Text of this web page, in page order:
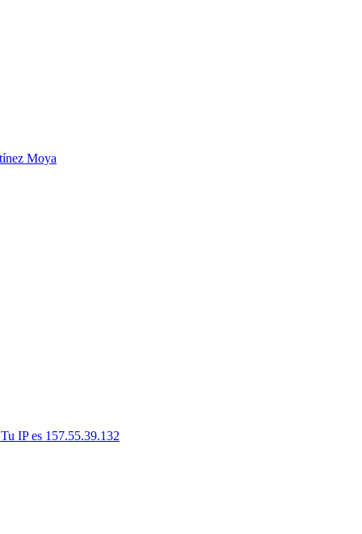
Moya
IP es 157.55.39.132